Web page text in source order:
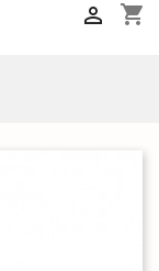
shopping_cart
